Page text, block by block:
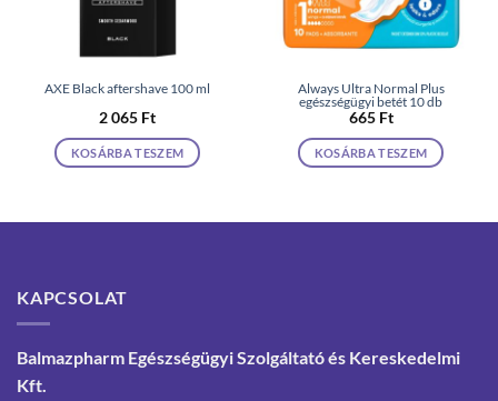
AXE Black aftershave 100 ml
2 065 Ft
KOSÁRBA TESZEM
Always Ultra Normal Plus
egészségügyi betét 10 db
665 Ft
KOSÁRBA TESZEM
KAPCSOLAT
Balmazpharm Egészségügyi Szolgáltató és Kereskedelmi
Kft.